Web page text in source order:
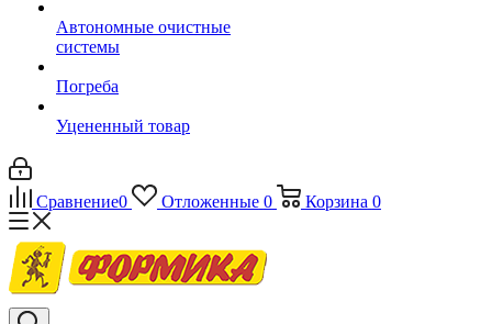
Автономные очистные
системы
Погреба
Уцененный товар
Сравнение0 Отложенные 0 Корзина 0